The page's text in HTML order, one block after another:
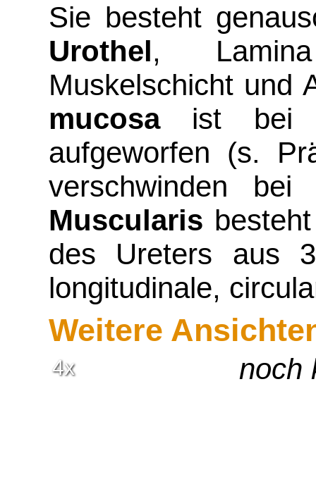
Sie besteht
Urothel,
Muskelschicht und
mucosaist bei
aufgeworfen (s.
verschwinden
Muscularis
des Ureters aus
longitudinale,
Weitere
4x noch